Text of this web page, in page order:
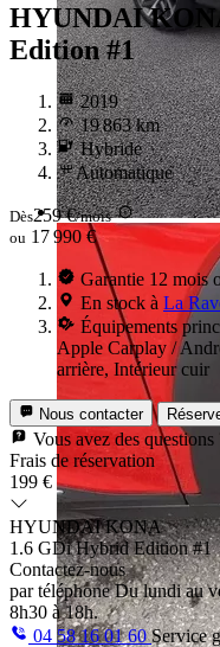
HYUNDAI
Edition #1
2019
19 863 km
Hybride
Automatique
Dès259 €/mois
ou 17 990 €
Garantie 12 mois
En stock à La
Équipements
Apple Carplay /
arrière, Intérieur cuir
Nous contacter
Vous avez des questions
Frais de réservation
199 €
HYUNDAI KONA
1.6 GDi Hybrid Edition #1
Contactez-nous
par téléphone Du lundi au
8h30 à 18h.
04 58 16 01 60Service